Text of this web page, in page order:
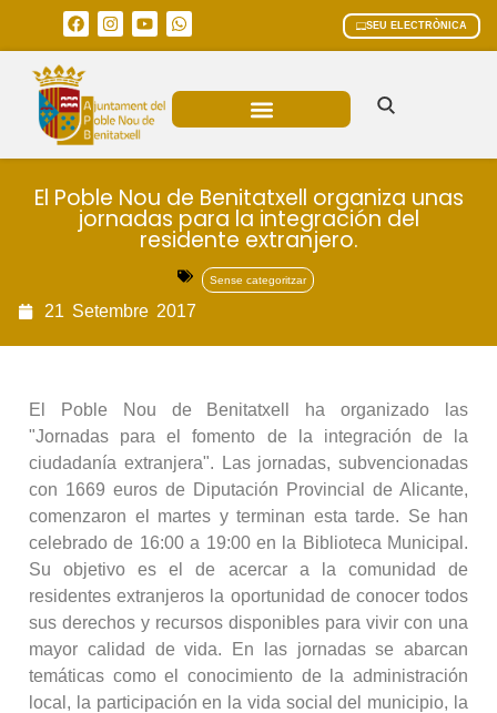
SEU ELECTRÒNICA
El Poble Nou de Benitatxell organiza unas
jornadas para la integración del
residente extranjero.
Sense categoritzar
21 Setembre 2017
El Poble Nou de Benitatxell ha organizado las
"Jornadas para el fomento de la integración de la
ciudadanía extranjera". Las jornadas, subvencionadas
con 1669 euros de Diputación Provincial de Alicante,
comenzaron el martes y terminan esta tarde. Se han
celebrado de 16:00 a 19:00 en la Biblioteca Municipal.
Su objetivo es el de acercar a la comunidad de
residentes extranjeros la oportunidad de conocer todos
sus derechos y recursos disponibles para vivir con una
mayor calidad de vida. En las jornadas se abarcan
temáticas como el conocimiento de la administración
local, la participación en la vida social del municipio, la